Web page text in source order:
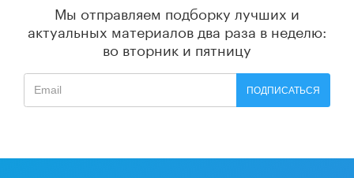
Мы отправляем подборку лучших и
актуальных материалов два раза в неделю:
во вторник и пятницу
ПОДПИСАТЬСЯ